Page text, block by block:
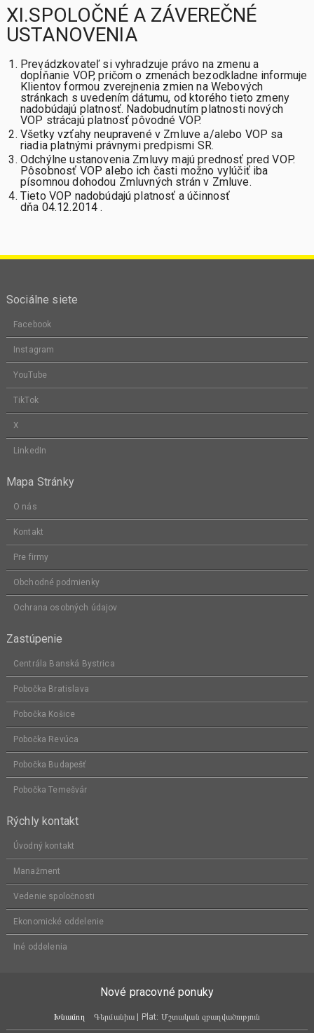
XI.SPOLOČNÉ A ZÁVEREČNÉ
USTANOVENIA
Prevádzkovateľ si vyhradzuje právo na zmenu a
dopĺňanie VOP, pričom o zmenách bezodkladne informuje
Klientov formou zverejnenia zmien na Webových
stránkach s uvedením dátumu, od ktorého tieto zmeny
nadobúdajú platnosť. Nadobudnutím platnosti nových
VOP strácajú platnosť pôvodné VOP.
Všetky vzťahy neupravené v Zmluve a/alebo VOP sa
riadia platnými právnymi predpismi SR.
Odchýlne ustanovenia Zmluvy majú prednosť pred VOP.
Pôsobnosť VOP alebo ich časti možno vylúčiť iba
písomnou dohodou Zmluvných strán v Zmluve.
Tieto VOP nadobúdajú platnosť a účinnosť
dňa 04.12.2014 .
Sociálne siete
Facebook
Instagram
YouTube
TikTok
X
LinkedIn
Mapa Stránky
O nás
Kontakt
Pre firmy
Obchodné podmienky
Ochrana osobných údajov
Zastúpenie
Centrála Banská Bystrica
Pobočka Bratislava
Pobočka Košice
Pobočka Revúca
Pobočka Budapešť
Pobočka Temešvár
Rýchly kontakt
Úvodný kontakt
Manažment
Vedenie spoločnosti
Ekonomické oddelenie
Iné oddelenia
Nové pracovné ponuky
Խնամող Գերմանիա | Plat: Մշտական զբաղվածություն